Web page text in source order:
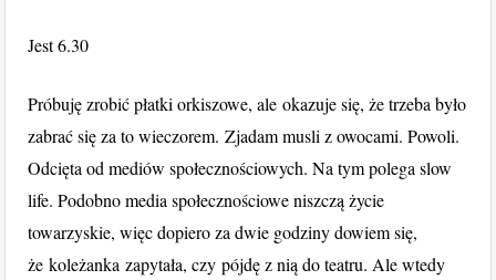
Jest 6.30
Próbuję zrobić płatki orkiszowe, ale okazuje się, że trzeba było
zabrać się za to wieczorem. Zjadam musli z owocami. Powoli.
Odcięta od mediów społecznościowych. Na tym polega slow
life. Podobno media społecznościowe niszczą życie
towarzyskie, więc dopiero za dwie godziny dowiem się,
że koleżanka zapytała, czy pójdę z nią do teatru. Ale wtedy